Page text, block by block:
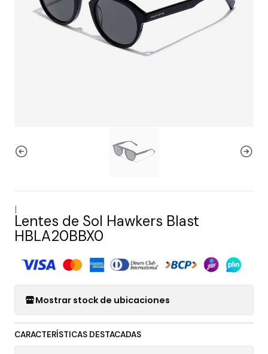
|
Lentes de Sol Hawkers Blast
HBLA20BBX0
Mostrar stock de ubicaciones
CARACTERÍSTICAS DESTACADAS